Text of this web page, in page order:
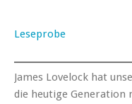
Leseprobe
James Lovelock hat
die heutige Generation